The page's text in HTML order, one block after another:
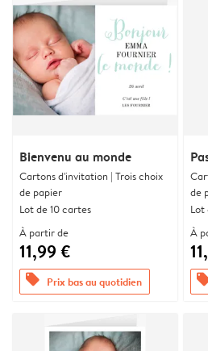
Bienvenu au monde
Cartons d'invitation | Trois choix
de papier
Lot de 10 cartes
À partir de
11,99 €
offers Prix bas au quotidien
de
Lot
À